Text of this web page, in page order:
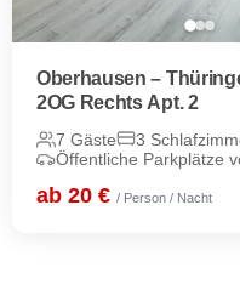
Oberhausen –
2OG Rechts Apt. 2
7 Gäste 3
Öffentliche Parkplätze
ab 20 € / Person / Nacht